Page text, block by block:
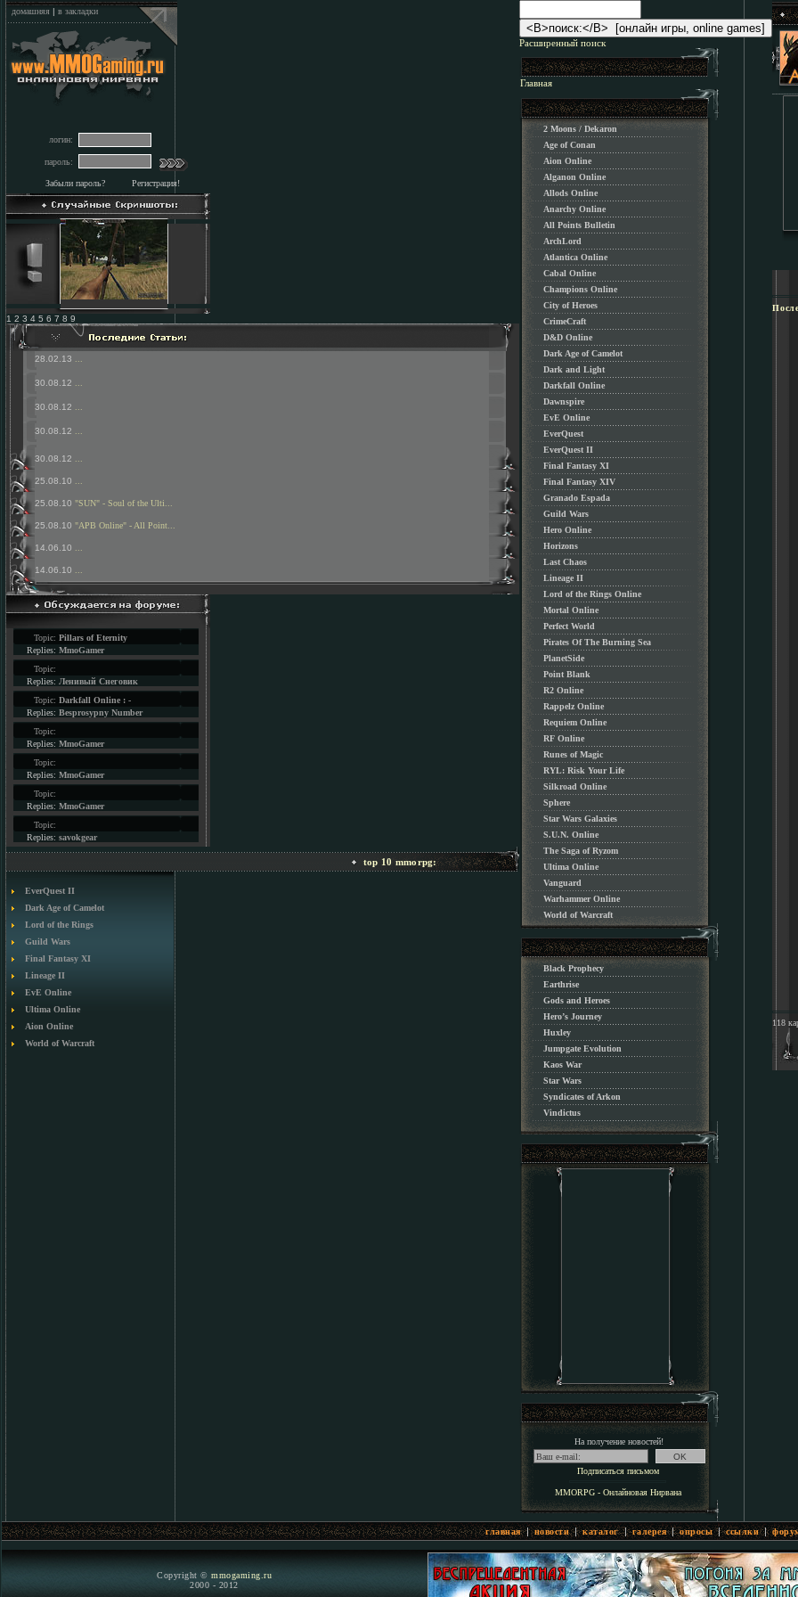
домашняя | в закладки
логин:
пароль:
Забыли пароль? Регистрация!
1 2 3 4 5 6 7 8 9
28.02.13
30.08.12
30.08.12
30.08.12
30.08.12
25.08.10
25.08.10 "SUN" - Soul of the Ulti...
25.08.10 "APB Online" - All Point...
14.06.10
14.06.10
Topic: Pillars of Eternity
Replies: MmoGamer
Topic:
Replies: Ленивый Снеговик
Topic: Darkfall Online : -
Replies: Besprosypny Number
Topic:
Replies: MmoGamer
Topic:
Replies: MmoGamer
Topic:
Replies: MmoGamer
Topic:
Replies: savokgear
top 10 mmorpg:
EverQuest II
Dark Age of Camelot
Lord of the Rings
Guild Wars
Final Fantasy XI
Lineage II
EvE Online
Ultima Online
Aion Online
World of Warcraft
Расширенный поиск
Главная
2 Moons / Dekaron
Age of Conan
Aion Online
Alganon Оnline
Allods Online
Anarchy Online
All Points Bulletin
ArchLord
Atlantica Online
Cabal Online
Champions Online
City of Heroes
CrimeCraft
D&D Online
Dark Age of Camelot
Dark and Light
Darkfall Online
Dawnspire
EvE Online
EverQuest
EverQuest II
Final Fantasy XI
Final Fantasy XIV
Granado Espada
Guild Wars
Hero Online
Horizons
Last Chaos
Lineage II
Lord of the Rings Online
Mortal Online
Perfect World
Pirates Of The Burning Sea
PlanetSide
Point Blank
R2 Online
Rappelz Online
Requiem Online
RF Online
Runes of Magic
RYL: Risk Your Life
Silkroad Online
Sphere
Star Wars Galaxies
S.U.N. Online
The Saga of Ryzom
Ultima Online
Vanguard
Warhammer Online
World of Warcraft
Black Prophecy
Earthrise
Gods and Heroes
Hero’s Journey
Huxley
Jumpgate Evolution
Kaos War
Star Wars
Syndicates of Arkon
Vindictus
На получение новостей!
Подписаться письмом
MMORPG - Онлайновая Нирвана
118
главная|новости|каталог|галерея|опросы|ссылки|
Copyright © mmogaming.ru
2000 - 2012